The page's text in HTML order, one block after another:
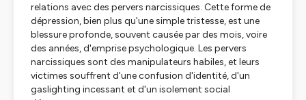
relations avec des pervers narcissiques. Cette forme de
dépression, bien plus qu'une simple tristesse, est une
blessure profonde, souvent causée par des mois, voire
des années, d'emprise psychologique. Les pervers
narcissiques sont des manipulateurs habiles, et leurs
victimes souffrent d'une confusion d'identité, d'un
gaslighting incessant et d'un isolement social